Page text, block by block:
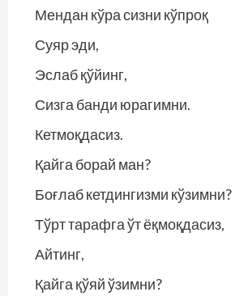
Мендан кўра сизни кўпроқ
Суяр эди,
Эслаб қўйинг,
Сизга банди юрагимни.
Кетмоқдасиз.
Қайга борай ман?
Боғлаб кетдингизми кўзимни?
Тўрт тарафга ўт ёқмоқдасиз,
Айтинг,
Қайга қўяй ўзимни?